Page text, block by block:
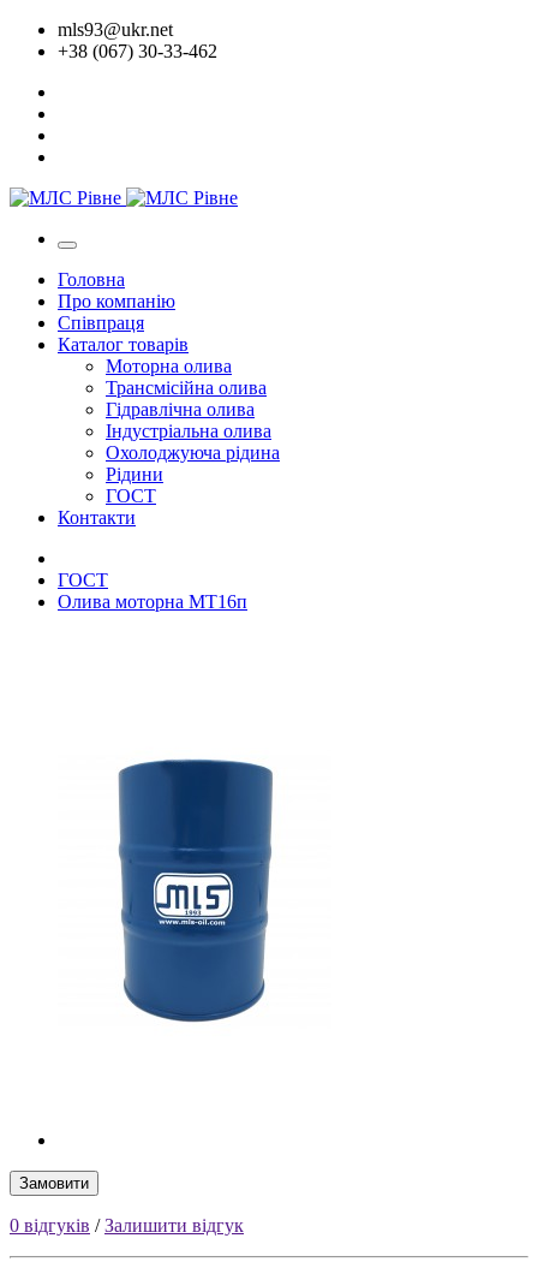
mls93@ukr.net
+38 (067) 30-33-462
Головна
Про компанію
Співпраця
Каталог товарів
Моторна олива
Трансмісійна олива
Гідравлічна олива
Індустріальна олива
Охолоджуюча рідина
Рідини
ГОСТ
Контакти
ГОСТ
Олива моторна МТ16п
Замовити
0 відгуків /Залишити відгук